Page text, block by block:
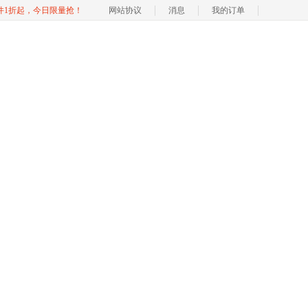
1折起，今日限量抢！ 网站协议 消息 我的订单